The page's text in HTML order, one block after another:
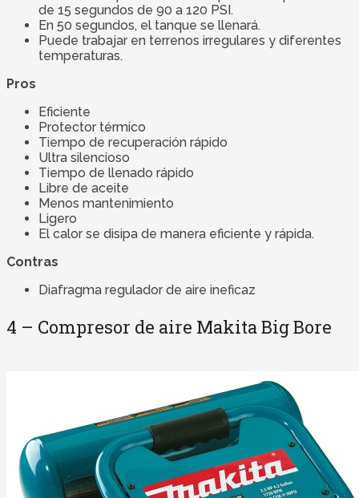
de 15 segundos de 90 a 120 PSI.
En 50 segundos, el tanque se llenará.
Puede trabajar en terrenos irregulares y diferentes
temperaturas.
Pros
Eficiente
Protector térmico
Tiempo de recuperación rápido
Ultra silencioso
Tiempo de llenado rápido
Libre de aceite
Menos mantenimiento
Ligero
El calor se disipa de manera eficiente y rápida.
Contras
Diafragma regulador de aire ineficaz
4 – Compresor de aire Makita Big Bore